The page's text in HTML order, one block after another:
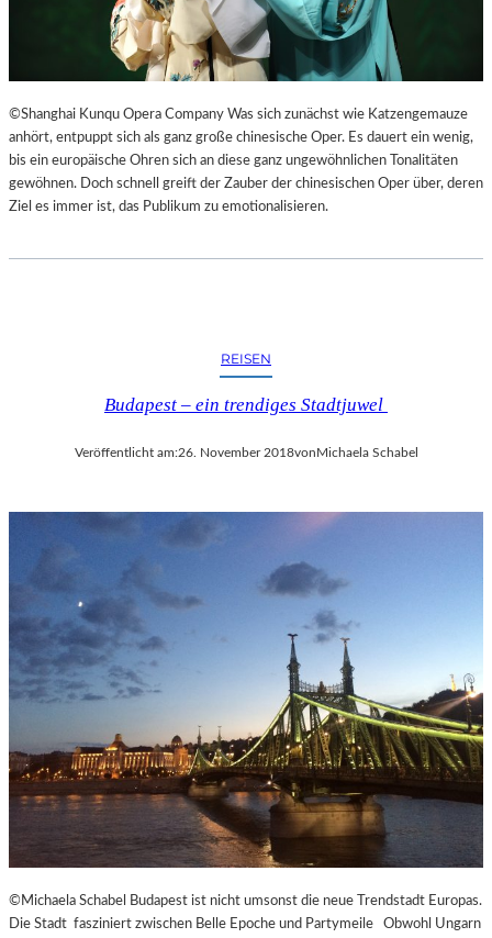
©Shanghai Kunqu Opera Company Was sich zunächst wie Katzengemauze
anhört, entpuppt sich als ganz große chinesische Oper. Es dauert ein wenig,
bis ein europäische Ohren sich an diese ganz ungewöhnlichen Tonalitäten
gewöhnen. Doch schnell greift der Zauber der chinesischen Oper über, deren
Ziel es immer ist, das Publikum zu emotionalisieren.
REISEN
Budapest – ein trendiges Stadtjuwel
Veröffentlicht am:26. November 2018vonMichaela Schabel
©Michaela Schabel Budapest ist nicht umsonst die neue Trendstadt Europas.
Die Stadt fasziniert zwischen Belle Epoche und Partymeile Obwohl Ungarn